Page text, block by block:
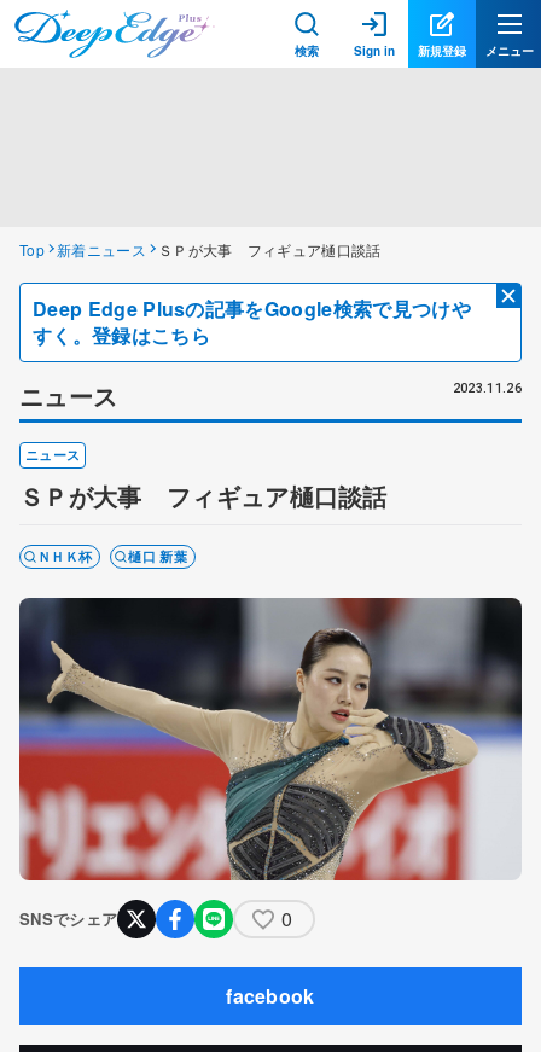
検索 Sign in 新規登録 メニュー
Top 新着ニュース ＳＰが大事 フィギュア樋口談話
Deep Edge Plusの記事をGoogle検索で見つけや
すく。登録はこちら
ニュース 2023.11.26
ニュース
ＳＰが大事 フィギュア樋口談話
ＮＨＫ杯 樋口 新葉
SNSでシェア 0
facebook